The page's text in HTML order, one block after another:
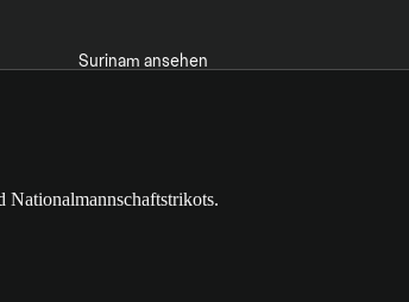
Surinam ansehen